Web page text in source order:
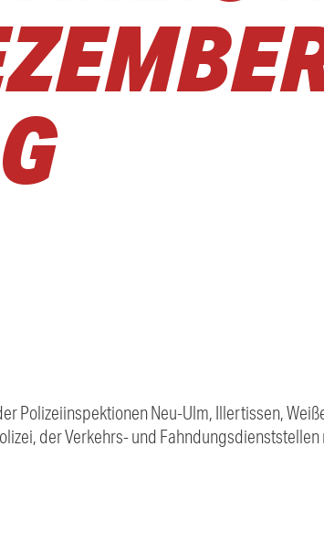
Polizeiinspektionen Neu-Ulm, Illertissen,
der Verkehrs- und